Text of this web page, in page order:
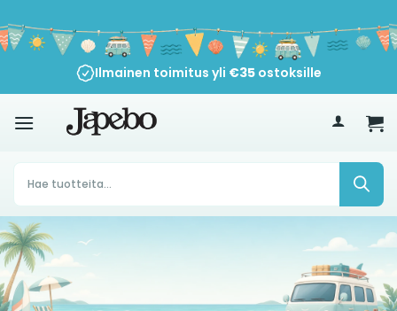
sisältöön
Ilmainen toimitus yli €35ostoksille
Products
search